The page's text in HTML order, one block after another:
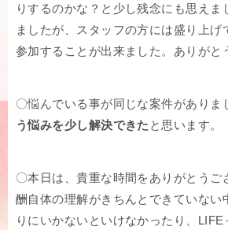
りするのかな？と少し残念にも思えま
ましたが、スタッフの方には盛り上げ
参加することが出来ました。ありがと
〇悩んでいる事が同じな案件がありま
う悩みを少し解決できた と思います。
〇本日は、貴重な時間をありがとうご
酬自体の理解がきちんとできていない
りにいかないといけなかったり、LIFE